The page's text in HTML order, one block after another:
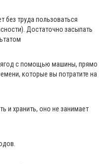
без труда пользоваться
Достаточно засыпать
ягод с помощью машины, прямо
которые вы потратите на
и хранить, оно не занимает